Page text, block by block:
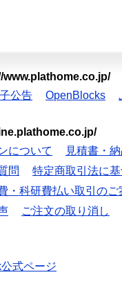
www.plathome.co.jp/
公告 OpenBlocks
について
見積書・
問
特定商取引法に
・科研費払い取引のご
ご注文の取り消し
式ページ